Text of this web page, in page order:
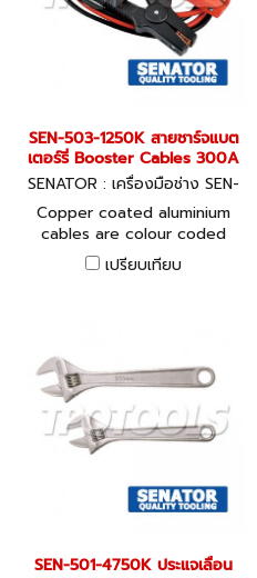
963.
SEN-503-1250K สายชาร์จแบต
เตอร์รี่ Booster Cables 300A
SENATOR : เครื่องมือช่าง SEN-
503-1250K
Copper coated aluminium
cables are colour coded
and feature fully insulated
clamps.
เปรียบเทียบ
SEN-501-4750K ประแจเลื่อน